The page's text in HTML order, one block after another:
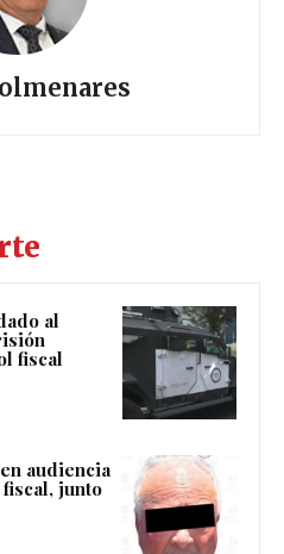
al
fiscal
audiencia
junto